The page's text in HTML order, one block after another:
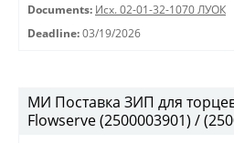
Documents: Исх. 02-01-32-1070 ЛУОК
Deadline: 03/19/2026
МИ Поставка ЗИП для
Flowserve (2500003901) /